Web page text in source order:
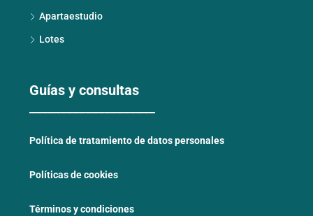
Apartaestudio
Lotes
Guías y consultas
Política de tratamiento de datos personales
Políticas de cookies
Términos y condiciones